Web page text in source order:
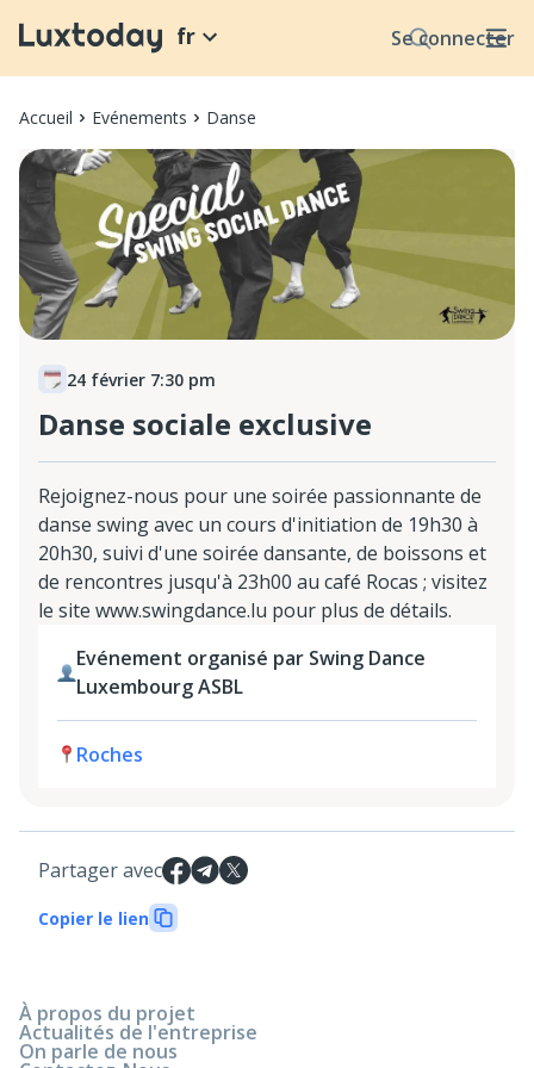
Se connecter
fr
Accueil Evénements Danse
24 février 7:30 pm
Danse sociale exclusive
Rejoignez-nous pour une soirée passionnante de
danse swing avec un cours d'initiation de 19h30 à
20h30, suivi d'une soirée dansante, de boissons et
de rencontres jusqu'à 23h00 au café Rocas ; visitez
le site www.swingdance.lu pour plus de détails.
Evénement organisé par Swing Dance
Luxembourg ASBL
Roches
Partager avec
Copier le lien
À propos du projet
Actualités de l'entreprise
On parle de nous